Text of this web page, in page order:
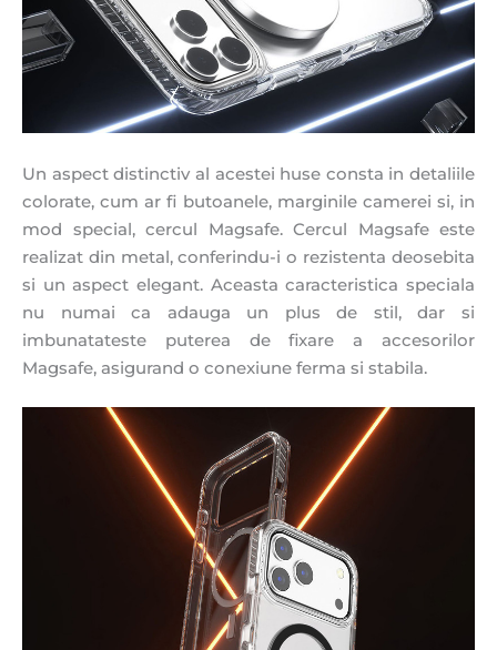
Un aspect distinctiv al acestei huse consta in detaliile
colorate, cum ar fi butoanele, marginile camerei si, in
mod special, cercul Magsafe. Cercul Magsafe este
realizat din metal, conferindu-i o rezistenta deosebita
si un aspect elegant. Aceasta caracteristica speciala
nu numai ca adauga un plus de stil, dar si
imbunatateste puterea de fixare a accesorilor
Magsafe, asigurand o conexiune ferma si stabila.